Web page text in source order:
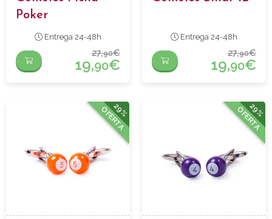
Poker
Entrega 24-48h
27,90€
19,90€
Entrega 24-48h
27,90€
19,90€
29%
OFERTA 29%
OFERTA